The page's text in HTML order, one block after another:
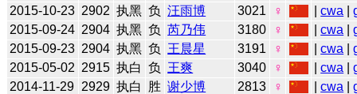
2015-10-23 2902 执黑 负 汪雨博 3021 ♀ |cwa |
2015-09-24 2904 执黑 负 芮乃伟 3180 ♀ |cwa |
2015-09-23 2904 执黑 负 王晨星 3191 ♀ |cwa |
2015-05-02 2915 执白 负 王爽 3040 ♀ |cwa |
2014-11-29 2929 执白 胜 谢少博 2813 ♀ |cwa |